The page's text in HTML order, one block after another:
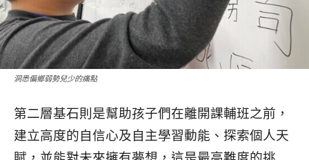
洞悉偏鄉弱勢兒少的痛點
第二層基石則是幫助孩子們在離開課輔班之前，
建立高度的自信心及自主學習動能、探索個人天